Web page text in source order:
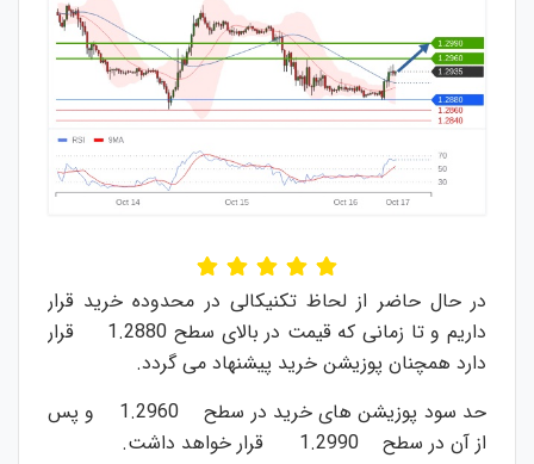
در حال حاضر از لحاظ تکنیکالی در محدوده خرید قرار
داریم و تا زمانی که قیمت در بالای سطح 1.2880 قرار
دارد همچنان پوزیشن خرید پیشنهاد می گردد.
حد سود پوزیشن های خرید در سطح 1.2960 و پس
از آن در سطح 1.2990 قرار خواهد داشت.